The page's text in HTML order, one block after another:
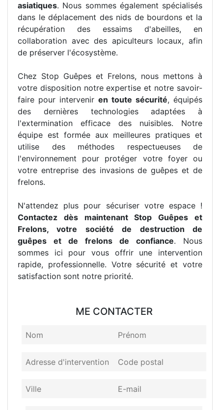
asiatiques. Nous sommes également spécialisés
dans le déplacement des nids de bourdons et la
récupération des essaims d'abeilles, en
collaboration avec des apiculteurs locaux, afin
de préserver l'écosystème.
Chez Stop Guêpes et Frelons, nous mettons à
votre disposition notre expertise et notre savoir-
faire pour intervenir en toute sécurité, équipés
des dernières technologies adaptées à
l'extermination efficace des nuisibles. Notre
équipe est formée aux meilleures pratiques et
utilise des méthodes respectueuses de
l'environnement pour protéger votre foyer ou
votre entreprise des invasions de guêpes et de
frelons.
N'attendez plus pour sécuriser votre espace !
Contactez dès maintenant Stop Guêpes et
Frelons, votre société de destruction de
guêpes et de frelons de confiance. Nous
sommes ici pour vous offrir une intervention
rapide, professionnelle. Votre sécurité et votre
satisfaction sont notre priorité.
ME CONTACTER